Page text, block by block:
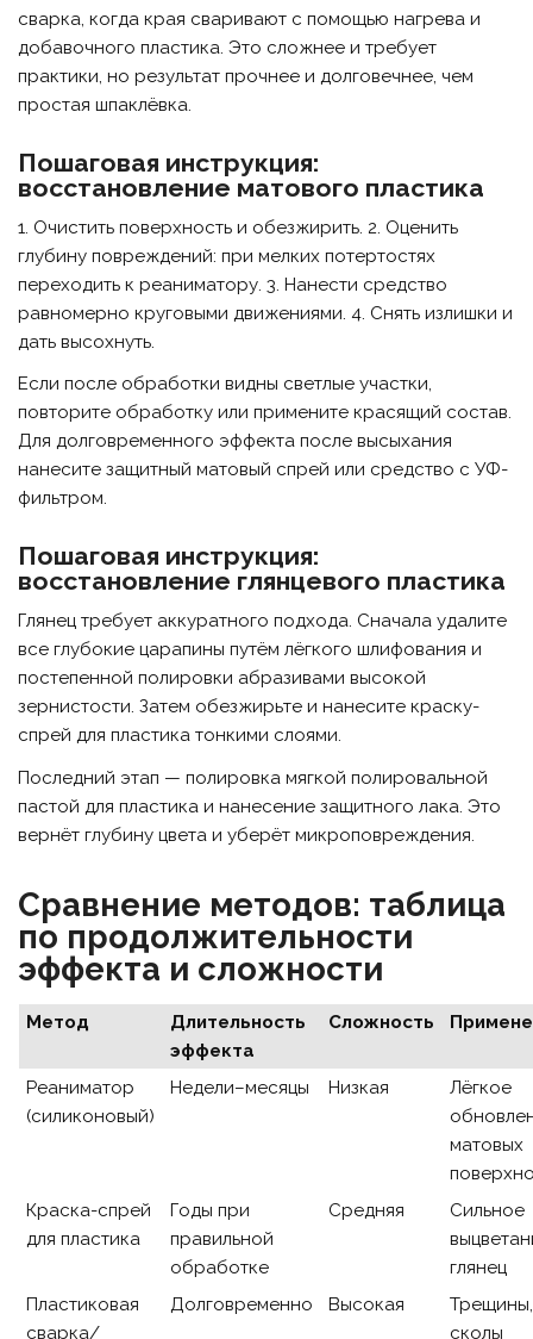
сварка, когда края сваривают с помощью нагрева и
добавочного пластика. Это сложнее и требует
практики, но результат прочнее и долговечнее, чем
простая шпаклёвка.
Пошаговая инструкция:
восстановление матового пластика
1. Очистить поверхность и обезжирить. 2. Оценить
глубину повреждений: при мелких потертостях
переходить к реаниматору. 3. Нанести средство
равномерно круговыми движениями. 4. Снять излишки и
дать высохнуть.
Если после обработки видны светлые участки,
повторите обработку или примените красящий состав.
Для долговременного эффекта после высыхания
нанесите защитный матовый спрей или средство с УФ-
фильтром.
Пошаговая инструкция:
восстановление глянцевого пластика
Глянец требует аккуратного подхода. Сначала удалите
все глубокие царапины путём лёгкого шлифования и
постепенной полировки абразивами высокой
зернистости. Затем обезжирьте и нанесите краску-
спрей для пластика тонкими слоями.
Последний этап — полировка мягкой полировальной
пастой для пластика и нанесение защитного лака. Это
вернёт глубину цвета и уберёт микроповреждения.
Сравнение методов: таблица
по продолжительности
эффекта и сложности
Метод
Длительность
эффекта
Сложность
Реаниматор
(силиконовый)
Недели–месяцы Низкая
Лёгкое
матовых
Краска-спрей
для пластика
Годы при
правильной
обработке
Средняя
Сильное
глянец
Пластиковая
сварка/
Долговременно Высокая
Трещины,
сколы